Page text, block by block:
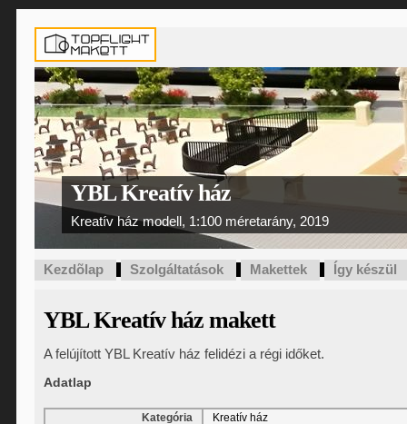
YBL Kreatív ház
Kreatív ház modell, 1:100 méretarány, 2019
Kezdõlap Szolgáltatások Makettek Így készül
YBL Kreatív ház makett
A felújított YBL Kreatív ház felidézi a régi időket.
Adatlap
Kategória
Kreatív ház